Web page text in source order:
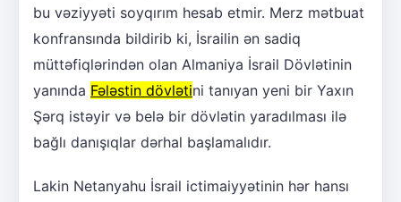
bu vəziyyəti soyqırım hesab etmir. Merz mətbuat
konfransında bildirib ki, İsrailin ən sadiq
müttəfiqlərindən olan Almaniya İsrail Dövlətinin
yanında Fələstin dövlətini tanıyan yeni bir Yaxın
Şərq istəyir və belə bir dövlətin yaradılması ilə
bağlı danışıqlar dərhal başlamalıdır.
Lakin Netanyahu İsrail ictimaiyyətinin hər hansı